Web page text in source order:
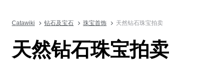
Catawiki 钻石及宝石 珠宝首饰 天然钻石珠宝拍卖
天然钻石珠宝拍卖